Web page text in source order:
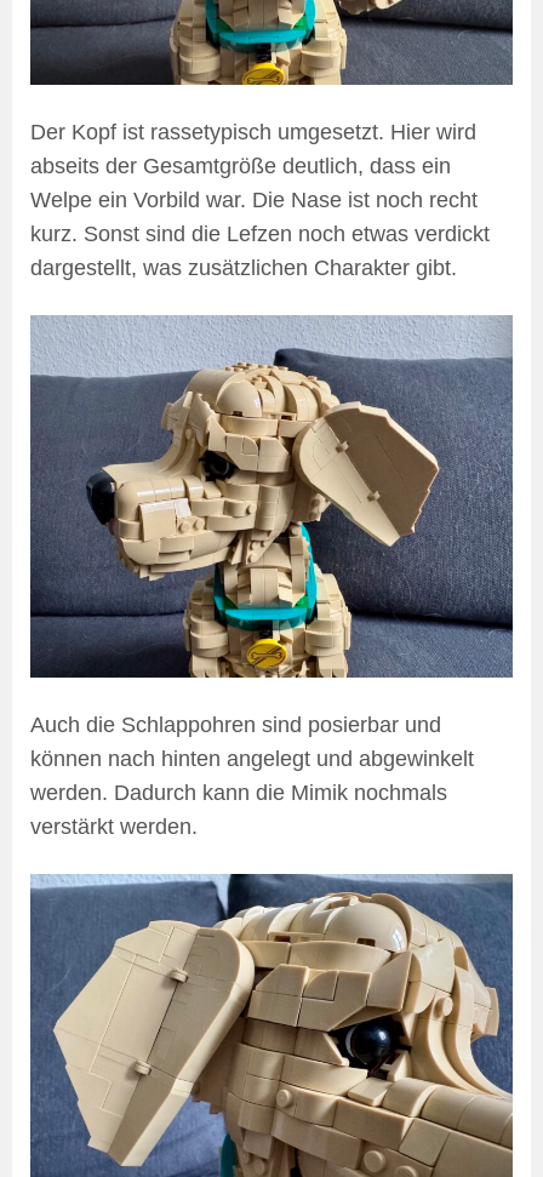
Der Kopf ist rassetypisch umgesetzt. Hier wird
abseits der Gesamtgröße deutlich, dass ein
Welpe ein Vorbild war. Die Nase ist noch recht
kurz. Sonst sind die Lefzen noch etwas verdickt
dargestellt, was zusätzlichen Charakter gibt.
Auch die Schlappohren sind posierbar und
können nach hinten angelegt und abgewinkelt
werden. Dadurch kann die Mimik nochmals
verstärkt werden.